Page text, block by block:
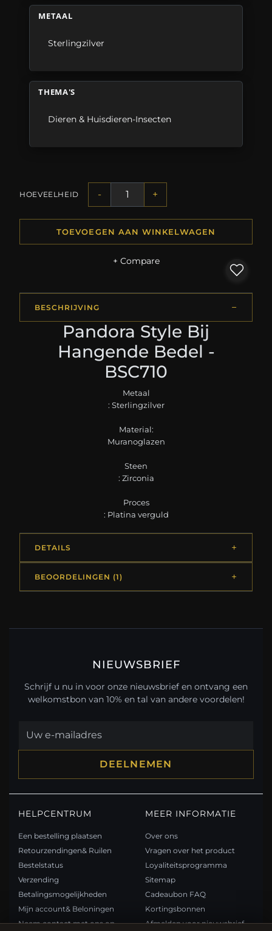
METAAL
Sterlingzilver
THEMA'S
Dieren & Huisdieren-Insecten
HOEVEELHEID - +
TOEVOEGEN AAN WINKELWAGEN
+ Compare
BESCHRIJVING
Pandora Style Bij
Hangende Bedel -
BSC710
Metaal
: Sterlingzilver
Material:
Muranoglazen
Steen
: Zirconia
Proces
: Platina verguld
DETAILS
BEOORDELINGEN (1)
NIEUWSBRIEF
Schrijf u nu in voor onze nieuwsbrief en ontvang een
welkomstbon van 10% en tal van andere voordelen!
DEELNEMEN
HELPCENTRUM
Een bestelling plaatsen
Retourzendingen& Ruilen
Bestelstatus
Verzending
Betalingsmogelijkheden
Mijn account& Beloningen
Neem contact met ons op
MEER INFORMATIE
Over ons
Vragen over het product
Loyaliteitsprogramma
Sitemap
Cadeaubon FAQ
Kortingsbonnen
Afmelden voor nieuwsbrief